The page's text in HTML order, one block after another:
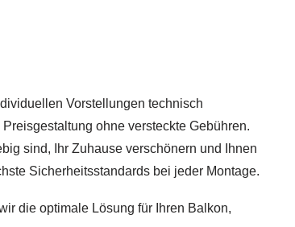
Vorstellungen technisch
ohne versteckte Gebühren.
sind, Ihr Zuhause verschönern und Ihnen
Sicherheitsstandards bei jeder Montage.
die optimale Lösung für Ihren Balkon,